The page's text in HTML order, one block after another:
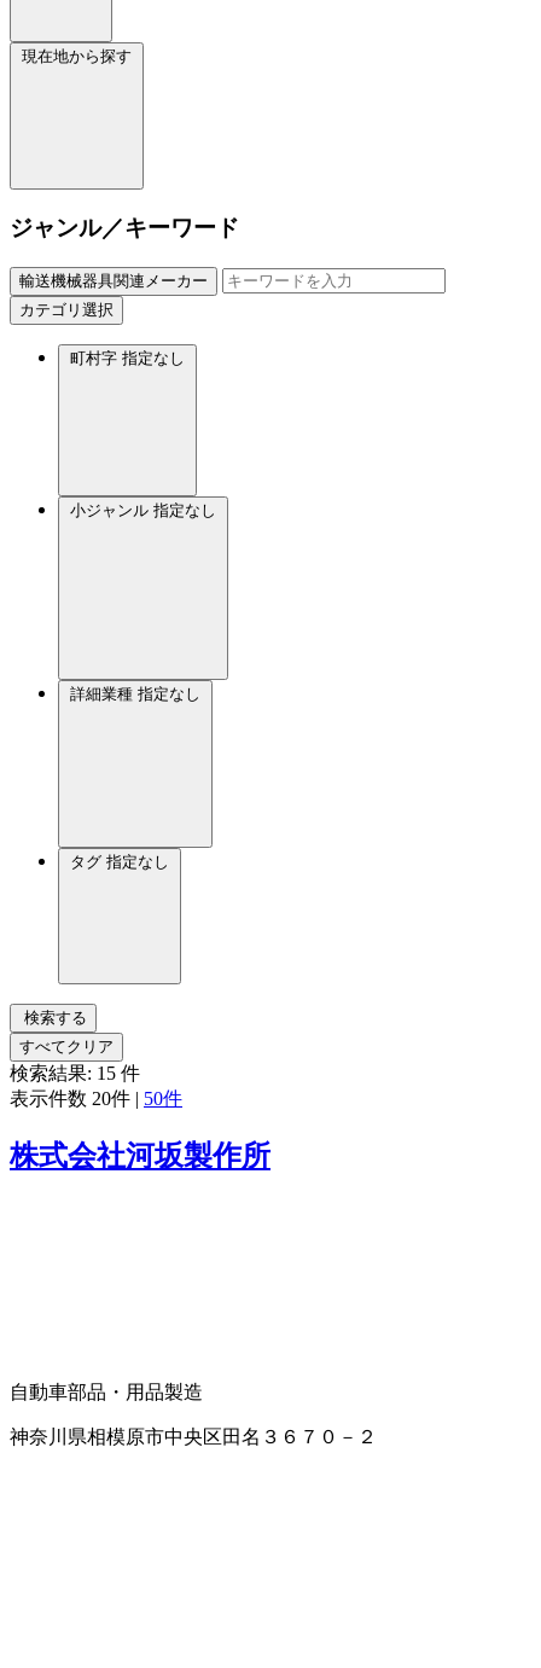
現在地から探す
ジャンル／キーワード
輸送機械器具関連メーカー
カテゴリ選択
町村字 指定なし
小ジャンル 指定なし
詳細業種 指定なし
タグ 指定なし
検索する
すべてクリア
検索結果: 15 件
表示件数 20件 | 50件
株式会社河坂製作所
自動車部品・用品製造
神奈川県相模原市中央区田名３６７０－２